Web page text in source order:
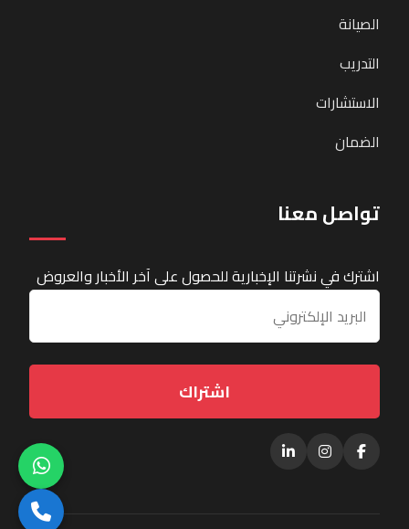
الصيانة
التدريب
الاستشارات
الضمان
تواصل معنا
اشترك في نشرتنا الإخبارية للحصول على آخر الأخبار والعروض
اشتراك